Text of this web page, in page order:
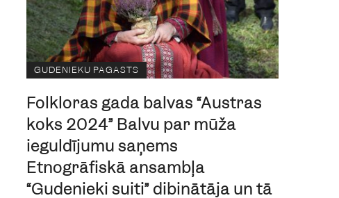
GUDENIEKU PAGASTS
Folkloras gada balvas “Austras
koks 2024” Balvu par mūža
ieguldījumu saņems
Etnogrāfiskā ansambļa
“Gudenieki suiti” dibinātāja un tā